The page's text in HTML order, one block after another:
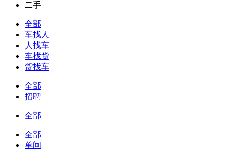
二手
全部
车找人
人找车
车找货
货找车
全部
招聘
全部
全部
单间